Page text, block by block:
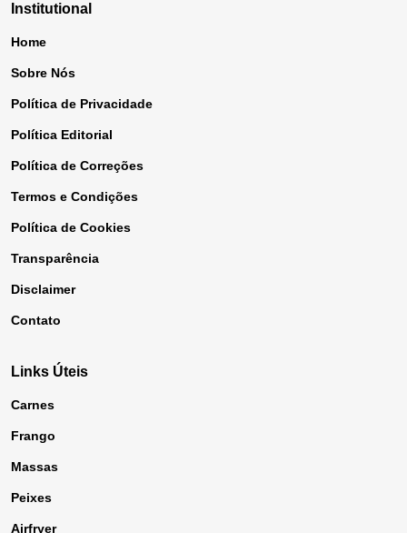
Institutional
Home
Sobre Nós
Política de Privacidade
Política Editorial
Política de Correções
Termos e Condições
Política de Cookies
Transparência
Disclaimer
Contato
Links Úteis
Carnes
Frango
Massas
Peixes
Airfryer